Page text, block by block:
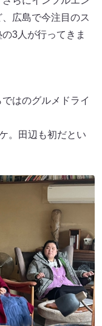
広島で今注目のス
3人が行ってきま
はのグルメドライ
。田辺も初だとい